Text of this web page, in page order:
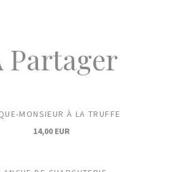
Partager
MONSIEUR À LA TRUFFE
14,00 EUR